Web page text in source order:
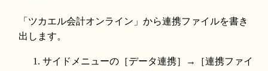
「ツカエル会計オンライン」から連携ファイルを書き
出します。
サイドメニューの［データ連携］→［連携ファイ